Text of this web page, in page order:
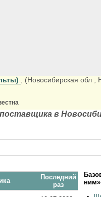
, (Новосибирская обл ,
в
Последний
раз
ним»